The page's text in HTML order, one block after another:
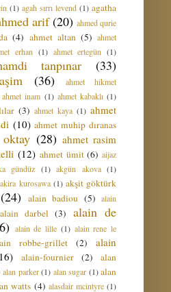
(1) agah sırrı levend (1) agatha
arif (20) ahmed qurie
(4) ahmet altan (5) ahmet
erhan (1) ahmet ertegün (1)
tanpınar
(33)
(36)
ahmet hikmet
ahmet inam (1) ahmet kabaklı (1)
(3) ahmet kaya (1) ahmet
(10) ahmet muhip dıranas
(28) ahmet rasim
(12) ahmet ümit (6) aijaz
gündüz (1) akgün akova (1)
akira kurosawa (1) akşit göktürk
(24) alain badiou (5) alain
alain darbel (3)
alain de
alain de lille (1) alain rene le
robbe-grillet (2)
alain
alain-fournier (2)
alan
alan parker (1) alan sugar (1) alan
watts (4) alasdair mcintyre (1)